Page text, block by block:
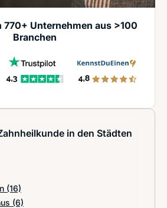
770+ Unternehmen aus >100
Branchen
in den Städten
(16)
(6)